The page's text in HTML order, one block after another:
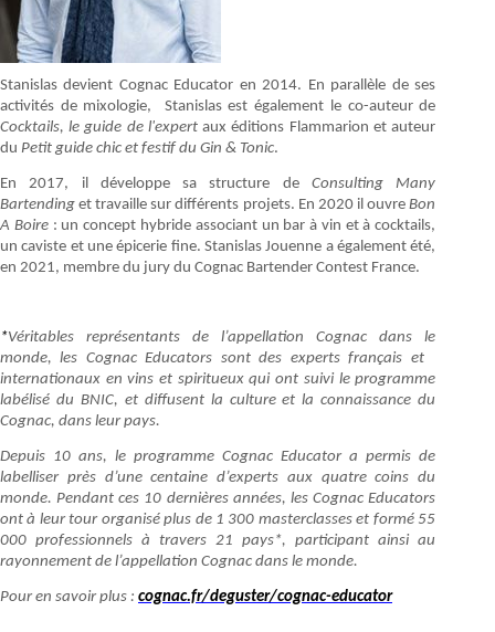
Stanislas devient Cognac Educator en 2014. En parallèle de ses
activités de mixologie, Stanislas est également le co-auteur de
Cocktails, le guide de l'expertaux éditions Flammarion et auteur
du Petit guide chic et festif du Gin & Tonic.
En 2017, il développe sa structure de Consulting Many
Bartendinget travaille sur différents projets. En 2020 il ouvreBon
A Boire : un concept hybride associant un bar à vin et à cocktails,
un caviste et une épicerie fine. Stanislas Jouenne a également été,
en 2021, membre du jury du Cognac Bartender Contest France.
*Véritables représentants de l’appellation Cognac dans le
monde, les Cognac Educators sont des experts français et
internationaux en vins et spiritueux qui ont suivi le programme
labélisé du BNIC, et diffusent la culture et la connaissance du
Cognac, dans leur pays.
Depuis 10 ans, le programme Cognac Educator a permis de
labelliser près d’une centaine d’experts aux quatre coins du
monde. Pendant ces 10 dernières années, les Cognac Educators
ont à leur tour organisé plus de 1 300 masterclasses et formé 55
000 professionnels à travers 21 pays*, participant ainsi au
rayonnement de l’appellation Cognac dans le monde.
Pour en savoir plus : cognac.fr/deguster/cognac-educator